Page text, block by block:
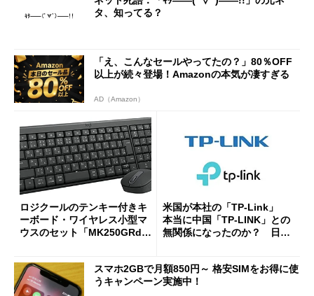
タ、知ってる？
「え、こんなセールやってたの？」80％OFF
以上が続々登場！Amazonの本気が凄すぎる
AD（Amazon）
ロジクールのテンキー付きキ
ーボード・ワイヤレス小型マ
ウスのセット「MK250GRd」
米国が本社の「TP-Link」
本当に中国「TP-LINK」との
無関係になったのか？ 日本
スマホ2GBで月額850円～ 格安SIMをお得に使
うキャンペーン実施中！